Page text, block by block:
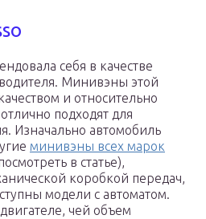
себя в качестве
Минивэны этой
и относительно
подходят для
Изначально автомобиль
минивэны всех марок
в статье),
коробкой передач,
модели с автоматом.
чей объем